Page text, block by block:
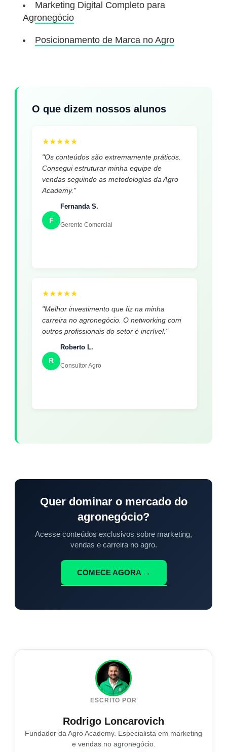
Marketing Digital Completo para
Agronegócio
Posicionamento de Marca no Agro
O que dizem nossos alunos
★★★★★
"Os conteúdos são extremamente práticos.
Consegui estruturar minha equipe de
vendas seguindo as metodologias da Agro
Academy."
F
Fernanda S.
Gerente Comercial
★★★★★
"Melhor investimento que fiz na minha
carreira no agronegócio. O networking com
outros profissionais do setor é incrível."
R
Roberto L.
Consultor Agro
Quer dominar o mercado do
agronegócio?
Acesse conteúdos exclusivos sobre marketing,
vendas e carreira no agro.
COMECE AGORA →
ESCRITO POR
Rodrigo Loncarovich
Fundador da Agro Academy. Especialista em marketing
e vendas no agronegócio.